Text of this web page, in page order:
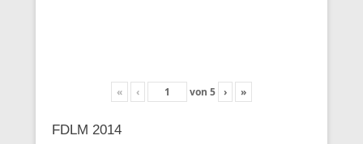
« ‹ von 5 › »
FDLM 2014